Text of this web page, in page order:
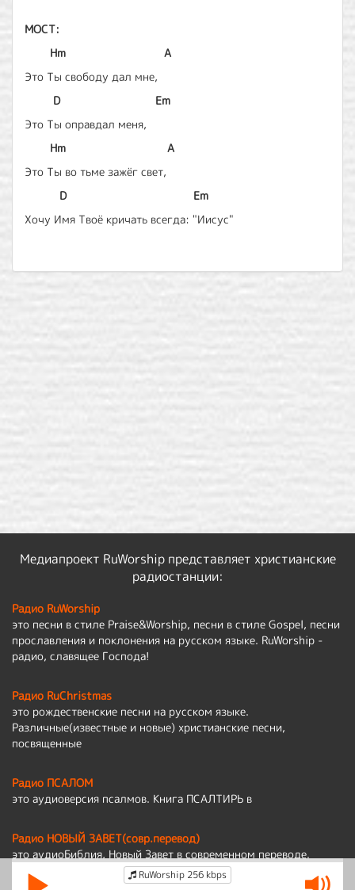
МОСТ:
Hm
A
Это Ты свободу дал мне,
D
Em
Это Ты оправдал меня,
Hm
A
Это Ты во тьме зажёг свет,
D
Em
Хочу Имя Твоё кричать всегда: "Иисус"
Медиапроект RuWorship представляет христианские
радиостанции:
Радио RuWorship
это песни в стиле Praise&Worship, песни в стиле Gospel, песни
прославления и поклонения на русском языке. RuWorship -
радио, славящее Господа!
Радио RuChristmas
это рождественские песни на русском языке.
Различные(известные и новые) христианские песни,
посвященные
Радио ПСАЛОМ
это аудиоверсия псалмов. Книга ПСАЛТИРЬ в
Радио НОВЫЙ ЗАВЕТ(совр.перевод)
это аудиоБиблия, Новый Завет в современном переводе.
RuWorship 256 kbps